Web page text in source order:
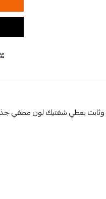
يعطي شفتيك لون مطفي جذاب